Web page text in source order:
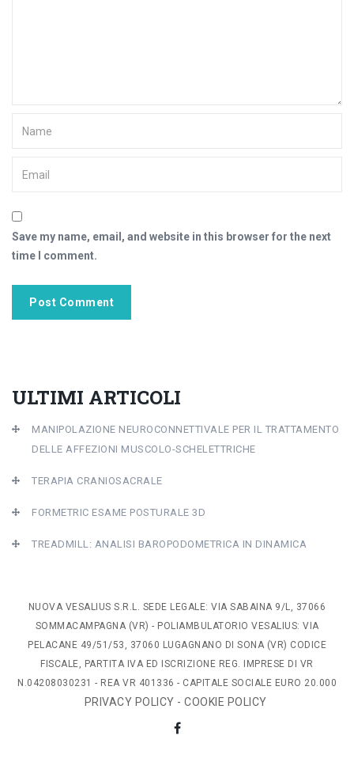
Save my name, email, and website in this browser for the next
time I comment.
ULTIMI ARTICOLI
MANIPOLAZIONE NEUROCONNETTIVALE PER IL TRATTAMENTO
DELLE AFFEZIONI MUSCOLO-SCHELETTRICHE
TERAPIA CRANIOSACRALE
FORMETRIC ESAME POSTURALE 3D
TREADMILL: ANALISI BAROPODOMETRICA IN DINAMICA
NUOVA VESALIUS S.R.L. SEDE LEGALE: VIA SABAINA 9/L, 37066
SOMMACAMPAGNA (VR) - POLIAMBULATORIO VESALIUS: VIA
PELACANE 49/51/53, 37060 LUGAGNANO DI SONA (VR) CODICE
FISCALE, PARTITA IVA ED ISCRIZIONE REG. IMPRESE DI VR
N.04208030231 - REA VR 401336 - CAPITALE SOCIALE EURO 20.000
PRIVACY POLICY -COOKIE POLICY